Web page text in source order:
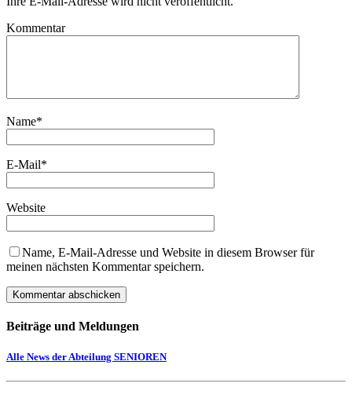
Kommentar
Name*
E-Mail*
Website
Name, E-Mail-Adresse und Website in diesem Browser für
meinen nächsten Kommentar speichern.
Beiträge und Meldungen
Alle News der Abteilung SENIOREN